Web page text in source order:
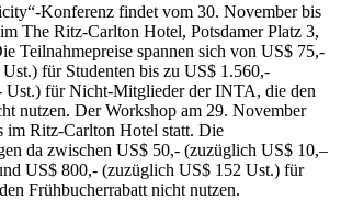
Konferenz findet vom 30. November bis
The Ritz-Carlton Hotel, Potsdamer Platz 3,
Teilnahmepreise spannen sich von US$ 75,-
für Studenten bis zu US$ 1.560,-
Ust.) für Nicht-Mitglieder der INTA, die den
nutzen. Der Workshop am 29. November
im Ritz-Carlton Hotel statt. Die
da zwischen US$ 50,- (zuzüglich US$ 10,–
US$ 800,- (zuzüglich US$ 152 Ust.) für
Frühbucherrabatt nicht nutzen.